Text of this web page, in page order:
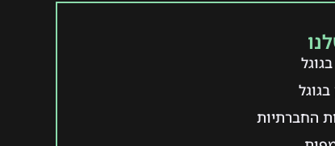
החברתיות